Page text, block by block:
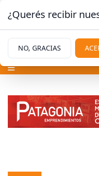
¿Querés recibir
NO, GRACIAS